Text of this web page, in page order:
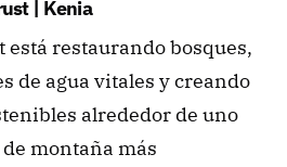
| Kenia
restaurando bosques,
de agua vitales y creando
alrededor de uno
montaña más